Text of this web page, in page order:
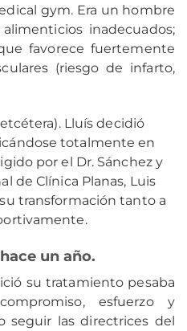
gym. Era un hombre
inadecuados;
favorece fuertemente
(riesgo de infarto,
Lluís decidió
totalmente en
por el Dr. Sánchez y
de Clínica Planas, Luis
transformación tanto a
un año.
su tratamiento pesaba
esfuerzo y
seguir las directrices del